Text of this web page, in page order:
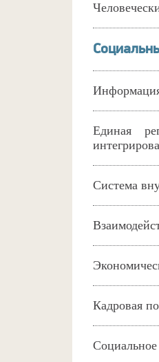
Единая
Система
Кадровая
Социальное